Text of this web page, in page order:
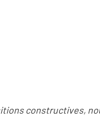
constructives,